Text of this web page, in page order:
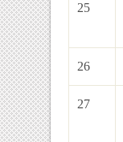
25
26
27